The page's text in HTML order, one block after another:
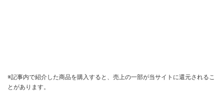
※記事内で紹介した商品を購入すると、売上の一部が当サイトに還元されるこ
とがあります。